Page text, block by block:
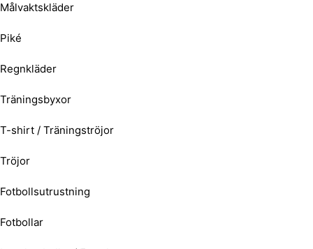
Målvaktskläder
Piké
Regnkläder
Träningsbyxor
T-shirt / Träningströjor
Tröjor
Fotbollsutrustning
Fotbollar